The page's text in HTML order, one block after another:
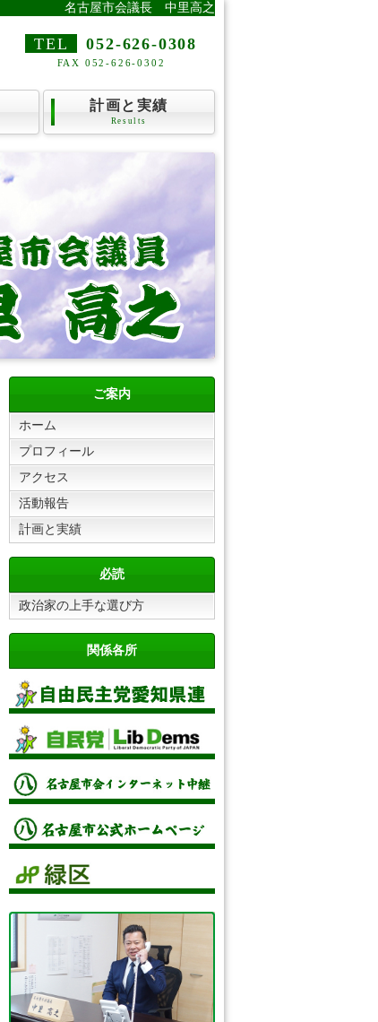
名古屋市会議長 中里高之
TEL 052-626-0308
FAX 052-626-0302
計画と実績
Results
ご案内
ホーム
プロフィール
アクセス
活動報告
計画と実績
必読
政治家の上手な選び方
関係各所